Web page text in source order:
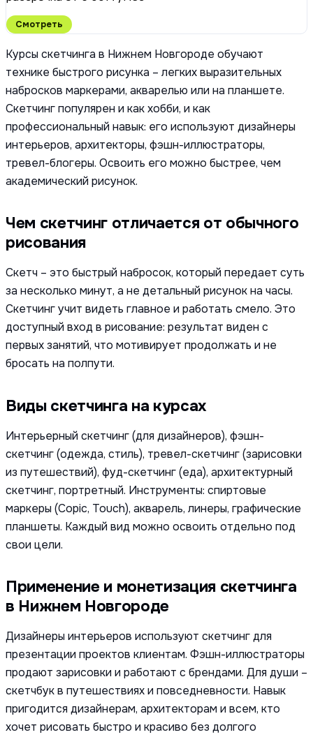
Смотреть
Курсы скетчинга в Нижнем Новгороде обучают
технике быстрого рисунка – легких выразительных
набросков маркерами, акварелью или на планшете.
Скетчинг популярен и как хобби, и как
профессиональный навык: его используют дизайнеры
интерьеров, архитекторы, фэшн-иллюстраторы,
тревел-блогеры. Освоить его можно быстрее, чем
академический рисунок.
Чем скетчинг отличается от обычного
рисования
Скетч – это быстрый набросок, который передает суть
за несколько минут, а не детальный рисунок на часы.
Скетчинг учит видеть главное и работать смело. Это
доступный вход в рисование: результат виден с
первых занятий, что мотивирует продолжать и не
бросать на полпути.
Виды скетчинга на курсах
Интерьерный скетчинг (для дизайнеров), фэшн-
скетчинг (одежда, стиль), тревел-скетчинг (зарисовки
из путешествий), фуд-скетчинг (еда), архитектурный
скетчинг, портретный. Инструменты: спиртовые
маркеры (Copic, Touch), акварель, линеры, графические
планшеты. Каждый вид можно освоить отдельно под
свои цели.
Применение и монетизация скетчинга
в Нижнем Новгороде
Дизайнеры интерьеров используют скетчинг для
презентации проектов клиентам. Фэшн-иллюстраторы
продают зарисовки и работают с брендами. Для души –
скетчбук в путешествиях и повседневности. Навык
пригодится дизайнерам, архитекторам и всем, кто
хочет рисовать быстро и красиво без долгого